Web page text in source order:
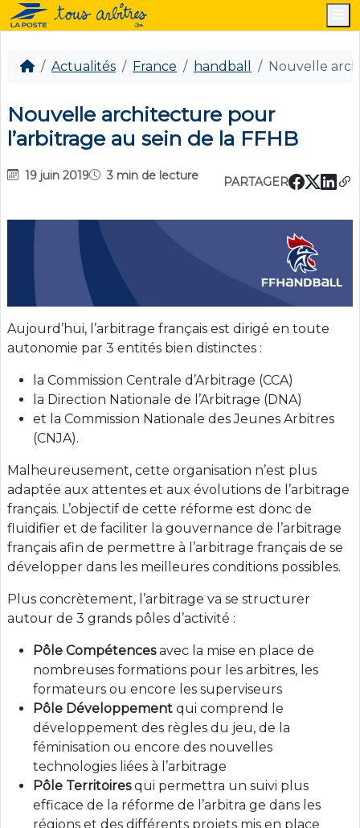
Actualités France handball Nouvelle
Nouvelle architecture pour
l’arbitrage au sein de la FFHB
19 juin 2019 3 min de lecture PARTAGER
Aujourd’hui, l’arbitrage français est dirigé en toute
autonomie par 3 entités bien distinctes :
la Commission Centrale d’Arbitrage (CCA)
la Direction Nationale de l’Arbitrage (DNA)
et la Commission Nationale des Jeunes Arbitres
(CNJA).
Malheureusement, cette organisation n’est plus
adaptée aux attentes et aux évolutions de l’arbitrage
français. L’objectif de cette réforme est donc de
fluidifier et de faciliter la gouvernance de l’arbitrage
français afin de permettre à l’arbitrage français de se
développer dans les meilleures conditions possibles.
Plus concrètement, l’arbitrage va se structurer
autour de 3 grands pôles d’activité :
Pôle Compétencesavec la mise en place de
nombreuses formations pour les arbitres, les
formateurs ou encore les superviseurs
Pôle Développement qui comprend le
développement des règles du jeu, de la
féminisation ou encore des nouvelles
technologies liées à l’arbitrage
Pôle Territoiresqui permettra un suivi plus
efficace de la réforme de l’arbitra ge dans les
régions et des différents projets mis en place